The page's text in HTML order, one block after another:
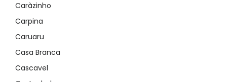
Caràzinho
Carpina
Caruaru
Casa Branca
Cascavel